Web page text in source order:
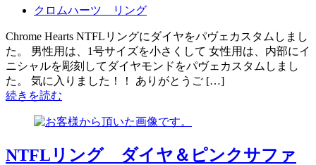
クロムハーツ リング
Chrome Hearts NTFLリングにダイヤをパヴェカスタムしまし
た。 男性用は、1号サイズを小さくして 女性用は、内部にイ
ニシャルを彫刻してダイヤモンドをパヴェカスタムしまし
た。 気に入りました！！ ありがとうご […]
続きを読む
NTFLリング ダイヤ＆ピンクサファ